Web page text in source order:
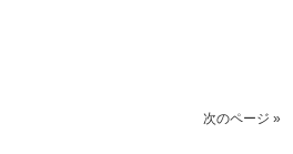
次のページ »